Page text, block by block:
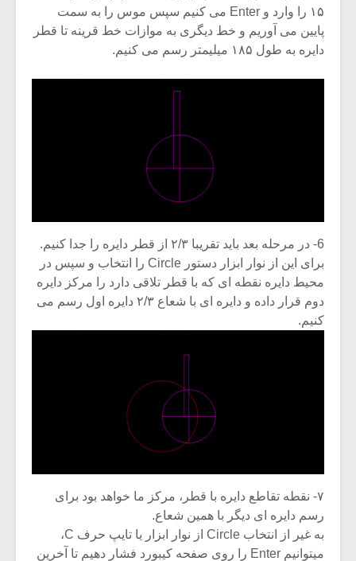
۱۵ را وارد و Enter می کنیم سپس موس را به سمت
پایین می آوریم و خط دیگری به موازات خط قرینه تا قطر
دایره به طول ۱۸۵ میلیمتر رسم می کنیم.
6- در مرحله بعد باید تقریبا ۲/۳ از قطر دایره را جدا کنیم.
برای این از نوار ابزار دستور Circle را انتخاب و سپس در
محیط دایره نقطه ای که با قطر تلاقی دارد را مرکز دایره
دوم قرار داده و دایره ای با شعاع ۲/۳ دایره اول رسم می
کنیم.
۷- نقطه تقاطع دایره با قطر، مرکز ما خواهد بود برای
رسم دایره ای دیگر با همین شعاع.
به غیر از انتخاب Circle از نوار ابزار یا تایپ حرف C،
میتوانیم Enter را روی صفحه کیبورد فشار دهیم تا آخرین